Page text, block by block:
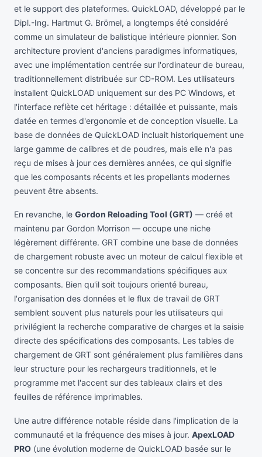
et le support des plateformes. QuickLOAD, développé par le
Dipl.-Ing. Hartmut G. Brömel, a longtemps été considéré
comme un simulateur de balistique intérieure pionnier. Son
architecture provient d'anciens paradigmes informatiques,
avec une implémentation centrée sur l'ordinateur de bureau,
traditionnellement distribuée sur CD-ROM. Les utilisateurs
installent QuickLOAD uniquement sur des PC Windows, et
l'interface reflète cet héritage : détaillée et puissante, mais
datée en termes d'ergonomie et de conception visuelle. La
base de données de QuickLOAD incluait historiquement une
large gamme de calibres et de poudres, mais elle n'a pas
reçu de mises à jour ces dernières années, ce qui signifie
que les composants récents et les propellants modernes
peuvent être absents.
En revanche, le Gordon Reloading Tool (GRT) — créé et
maintenu par Gordon Morrison — occupe une niche
légèrement différente. GRT combine une base de données
de chargement robuste avec un moteur de calcul flexible et
se concentre sur des recommandations spécifiques aux
composants. Bien qu'il soit toujours orienté bureau,
l'organisation des données et le flux de travail de GRT
semblent souvent plus naturels pour les utilisateurs qui
privilégient la recherche comparative de charges et la saisie
directe des spécifications des composants. Les tables de
chargement de GRT sont généralement plus familières dans
leur structure pour les rechargeurs traditionnels, et le
programme met l'accent sur des tableaux clairs et des
feuilles de référence imprimables.
Une autre différence notable réside dans l'implication de la
communauté et la fréquence des mises à jour. ApexLOAD
PRO (une évolution moderne de QuickLOAD basée sur le